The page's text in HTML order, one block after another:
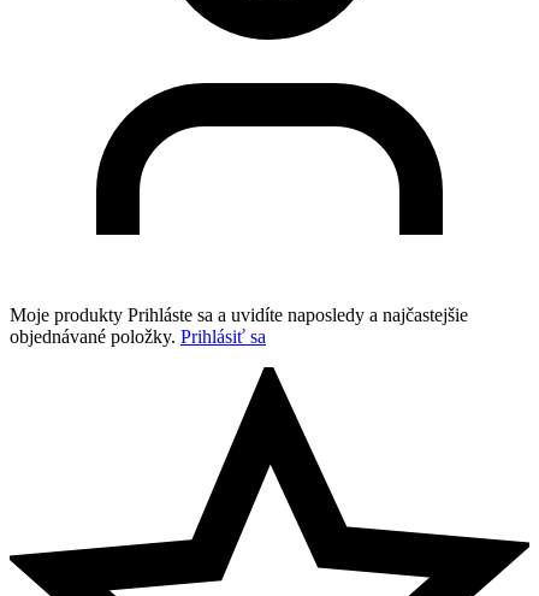
Moje produkty Prihláste sa a uvidíte naposledy a najčastejšie
objednávané položky. Prihlásiť sa